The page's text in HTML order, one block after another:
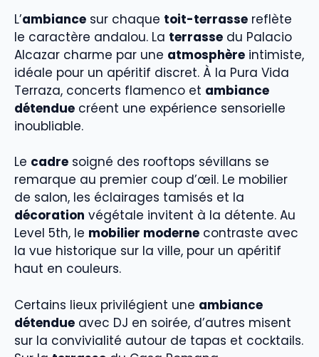
L’ambiance sur chaque toit-terrasse reflète
le caractère andalou. La terrasse du Palacio
Alcazar charme par une atmosphère intimiste,
idéale pour un apéritif discret. À la Pura Vida
Terraza, concerts flamenco et ambiance
détendue créent une expérience sensorielle
inoubliable.
Le cadre soigné des rooftops sévillans se
remarque au premier coup d’œil. Le mobilier
de salon, les éclairages tamisés et la
décoration végétale invitent à la détente. Au
Level 5th, le mobilier moderne contraste avec
la vue historique sur la ville, pour un apéritif
haut en couleurs.
Certains lieux privilégient une ambiance
détendue avec DJ en soirée, d’autres misent
sur la convivialité autour de tapas et cocktails.